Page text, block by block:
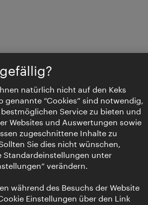
natürlich nicht auf den Keks
genannte “Cookies” sind notwendig,
Service zu bieten und
Websites und Auswertungen sowie
zugeschnittene Inhalte zu
Sie dies nicht wünschen,
Standardeinstellungen unter
verändern.
während des Besuchs der Website
Einstellungen über den Link